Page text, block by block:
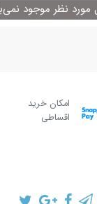
نظر موجود
امکان خرید
اقساطی